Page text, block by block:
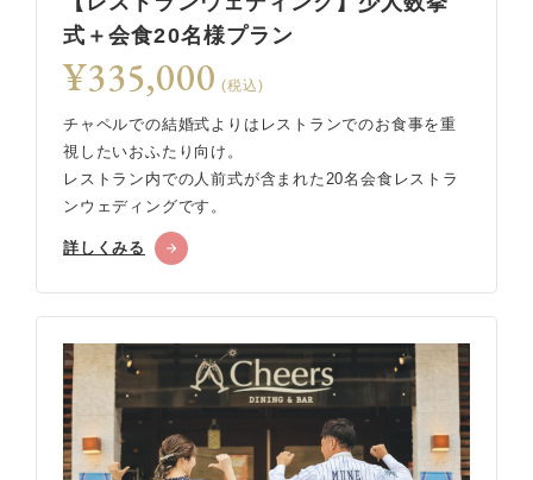
式＋会食20名様プラン
¥335,000 (税込)
チャペルでの結婚式よりはレストランでのお食事を重
視したいおふたり向け。
レストラン内での人前式が含まれた20名会食レストラ
ンウェディングです。
詳しくみる